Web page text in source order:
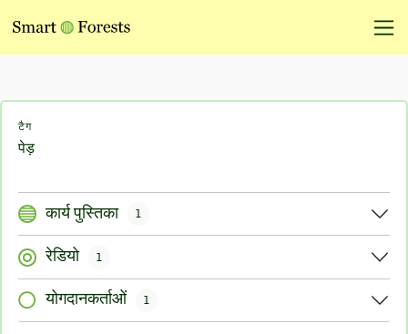
टैग
पेड़
कार्य पुस्तिका 1
रेडियो 1
योगदानकर्ताओं 1